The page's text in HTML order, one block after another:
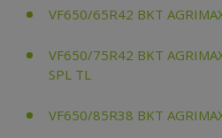
VF650/65R42 BKT
VF650/75R42 BKT
SPL TL
VF650/85R38 BKT